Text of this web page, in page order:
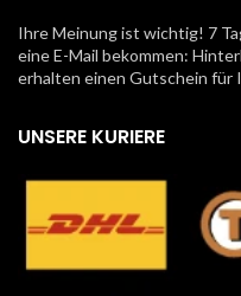
Ihre Meinung ist wichtig! 7
eine E-Mail bekommen:
erhalten einen Gutschein für
UNSERE KURIERE